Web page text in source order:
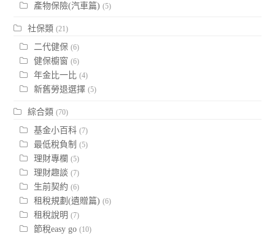
產物保險(汽車篇) (5)
社保類 (21)
二代健保 (6)
健保櫥窗 (6)
年金比一比 (4)
新舊勞退選擇 (5)
綜合類 (70)
基金小百科 (7)
最低稅負制 (5)
理財專欄 (5)
理財趣談 (7)
生前契約 (6)
租稅規劃(遺贈篇) (6)
租稅說明 (7)
節稅easy go (10)